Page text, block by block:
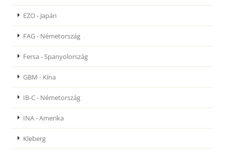
EZO - Japán
FAG - Németország
Fersa - Spanyolország
GBM - Kína
IB-C - Németország
INA - Amerika
Kleberg